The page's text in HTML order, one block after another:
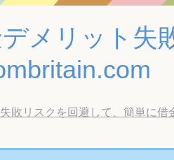
メリット失
敗リスクを回避して、簡単に